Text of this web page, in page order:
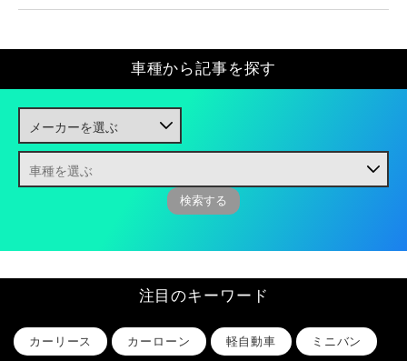
車種から記事を探す
注目のキーワード
カーリース カーローン 軽自動車 ミニバン